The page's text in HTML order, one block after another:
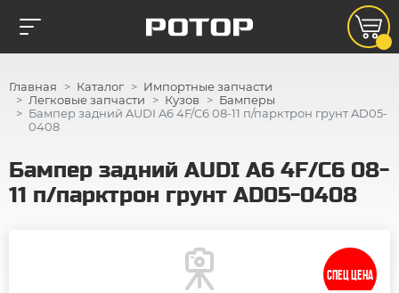
Главная Каталог
Импортные запчасти
Легковые запчасти
Кузов
Бамперы
Бампер задний AUDI A6 4F/C6 08-11 п/парктрон грунт AD05-
0408
Бампер задний AUDI A6 4F/C6 08-
11 п/парктрон грунт AD05-0408
СПЕЦ ЦЕНА